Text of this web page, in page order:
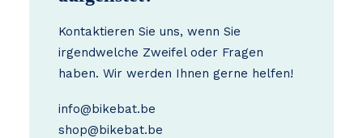
Kontaktieren Sie uns, wenn Sie
irgendwelche Zweifel oder Fragen
haben. Wir werden Ihnen gerne helfen!
info@bikebat.be
shop@bikebat.be